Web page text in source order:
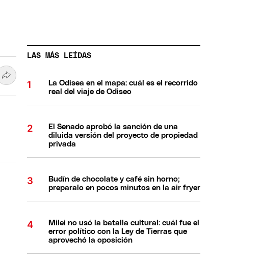
LAS MÁS LEÍDAS
La Odisea en el mapa: cuál es el recorrido
real del viaje de Odiseo
El Senado aprobó la sanción de una
diluida versión del proyecto de propiedad
privada
Budín de chocolate y café sin horno;
preparalo en pocos minutos en la air fryer
Milei no usó la batalla cultural: cuál fue el
error político con la Ley de Tierras que
aprovechó la oposición